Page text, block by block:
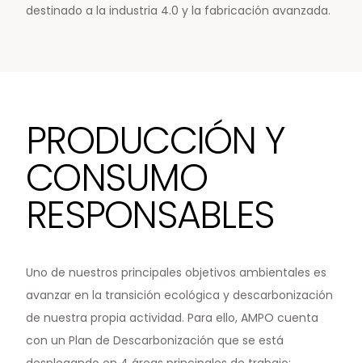
destinado a la industria 4.0 y la fabricación avanzada.
PRODUCCIÓN Y
CONSUMO
RESPONSABLES
Uno de nuestros principales objetivos ambientales es
avanzar en la transición ecológica y descarbonización
de nuestra propia actividad. Para ello, AMPO cuenta
con un Plan de Descarbonización que se está